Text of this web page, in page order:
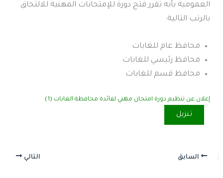
العمومية بأنه تقرر فتح دورة للإمتحانات المهنية للالتحاق
بالرتب التالية:
محافظ عام للغابات
محافظ رئيسي للغابات
محافظ قسم للغابات
إعلان عن تنظيم دورة امتحان مهني لفائدة محافظة الغابات (1)
تنزيل
السابق التالي